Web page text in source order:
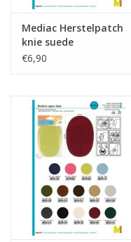
Mediac Herstelpatch
knie suede
donkergroen 2st.
€6,90